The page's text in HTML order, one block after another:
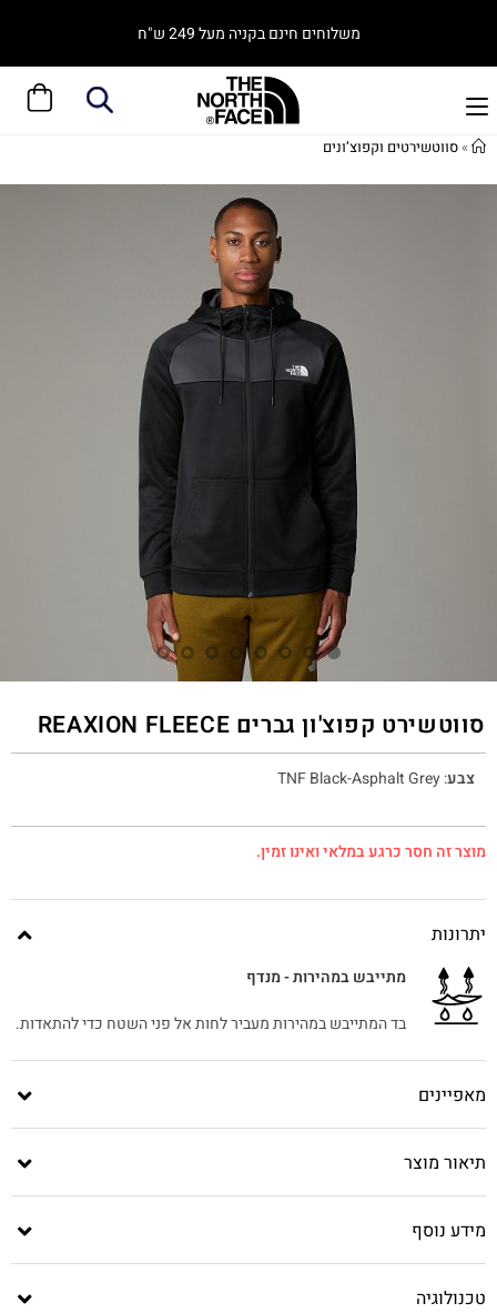
משלוחים חינם בקניה מעל 249 ש"ח
»סווטשירטים וקפוצ’ונים
סווטשירט קפוצ'ון גברים REAXION FLEECE
צבע:
TNF Black-Asphalt Grey
מוצר זה חסר כרגע במלאי ואינו זמין.
יתרונות
מתייבש במהירות - מנדף
בד המתייבש במהירות מעביר לחות אל פני השטח כדי להתאדות.
מאפיינים
תיאור מוצר
מידע נוסף
טכנולוגיה